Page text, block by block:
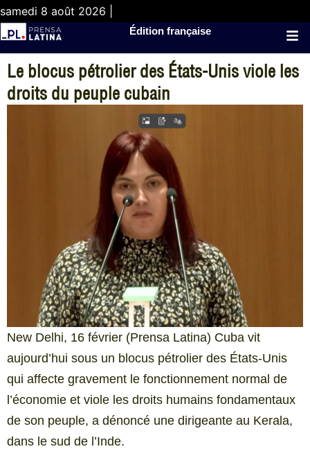
samedi 8 août 2026 |
Édition française
Le blocus pétrolier des États-Unis viole les
droits du peuple cubain
New Delhi, 16 février (Prensa Latina) Cuba vit
aujourd’hui sous un blocus pétrolier des États-Unis
qui affecte gravement le fonctionnement normal de
l’économie et viole les droits humains fondamentaux
de son peuple, a dénoncé une dirigeante au Kerala,
dans le sud de l’Inde.